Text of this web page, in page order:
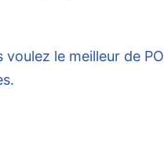
voulez le meilleur de